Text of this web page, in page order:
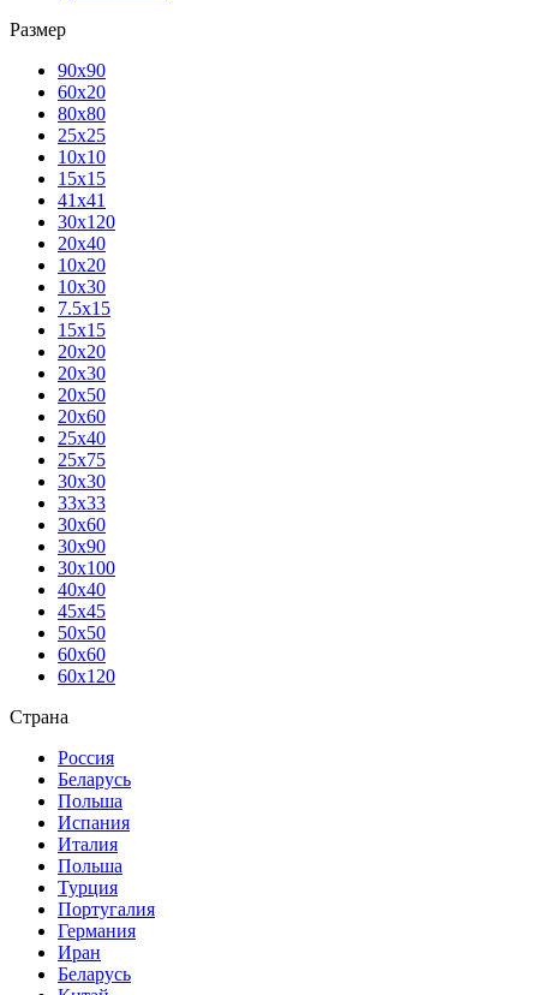
Размер
90х90
60х20
80х80
25x25
10х10
15х15
41х41
30х120
20х40
10х20
10х30
7.5х15
15х15
20х20
20х30
20х50
20х60
25х40
25х75
30х30
33х33
30х60
30х90
30х100
40х40
45х45
50х50
60х60
60х120
Страна
Россия
Беларусь
Польша
Испания
Италия
Польша
Турция
Португалия
Германия
Иран
Беларусь